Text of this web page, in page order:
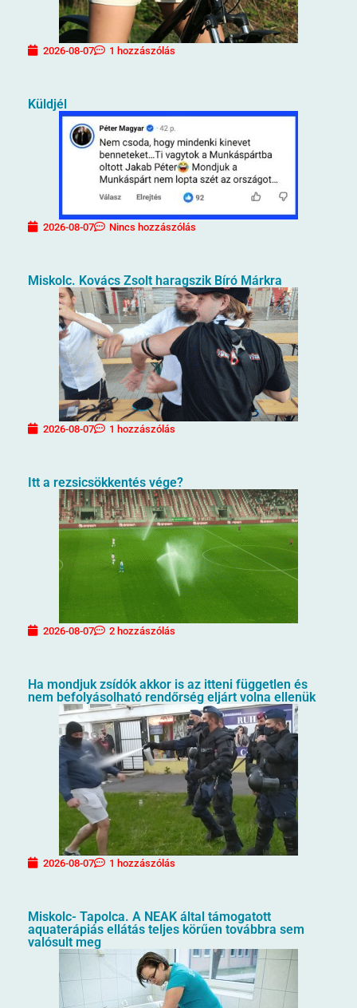
2026-08-07 1 hozzászólás
Küldjél
2026-08-07 Nincs hozzászólás
Miskolc. Kovács Zsolt haragszik Bíró Márkra
2026-08-07 1 hozzászólás
Itt a rezsicsökkentés vége?
2026-08-07 2 hozzászólás
Ha mondjuk zsídók akkor is az itteni független és
nem befolyásolható rendőrség eljárt volna ellenük
2026-08-07 1 hozzászólás
Miskolc- Tapolca. A NEAK által támogatott
aquaterápiás ellátás teljes körűen továbbra sem
valósult meg